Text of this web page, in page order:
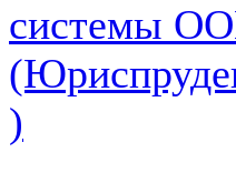
системы
)